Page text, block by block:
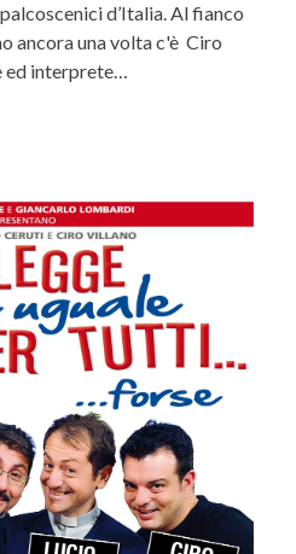
d’Italia. Al fianco
ancora una volta c'è Ciro
ed interprete…